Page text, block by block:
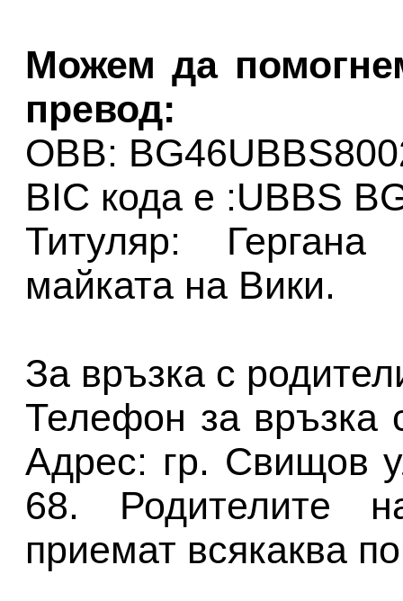
Можем да
превод:
OBB:
BIC кода е :UBBS
Титуляр:
майката на Вики.
За връзка с
Телефон за връзка
Адрес: гр. Свищов
68. Родителите
приемат всякаква